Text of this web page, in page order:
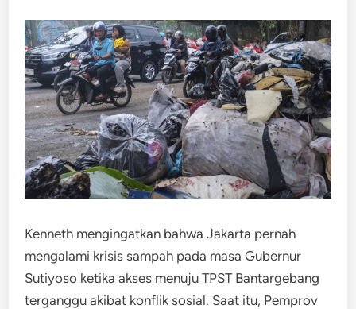
Kenneth mengingatkan bahwa Jakarta pernah
mengalami krisis sampah pada masa Gubernur
Sutiyoso ketika akses menuju TPST Bantargebang
terganggu akibat konflik sosial. Saat itu, Pemprov